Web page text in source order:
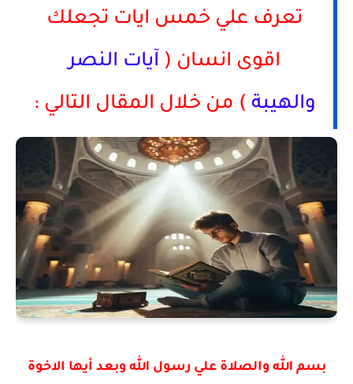
تعرف علي خمس ايات تجعلك
اقوى انسان ( آيات النصر
والهيبة ) من خلال المقال التالي :
بسم الله والصلاة علي رسول الله وبعد أيها الاخوة